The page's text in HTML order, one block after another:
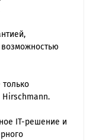
возможностью
IT-решение и